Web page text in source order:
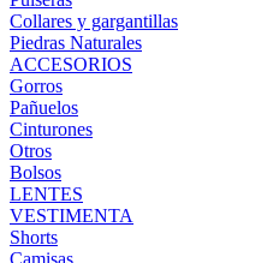
Collares y gargantillas
Piedras Naturales
ACCESORIOS
Gorros
Pañuelos
Cinturones
Otros
Bolsos
LENTES
VESTIMENTA
Shorts
Camisas